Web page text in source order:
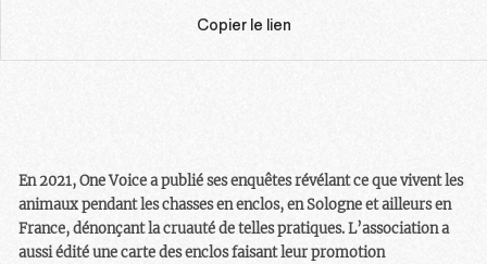
Copier le lien
En 2021, One Voice a publié ses enquêtes révélant ce que vivent les
animaux pendant les chasses en enclos, en Sologne et ailleurs en
France, dénonçant la cruauté de telles pratiques. L’association a
aussi édité une carte des enclos faisant leur promotion